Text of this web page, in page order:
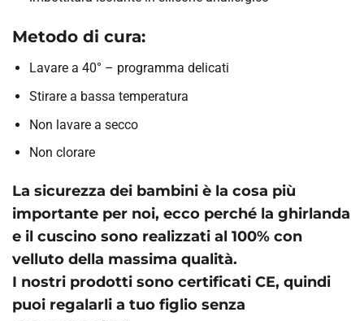
Metodo di cura:
Lavare a 40° – programma delicati
Stirare a bassa temperatura
Non lavare a secco
Non clorare
La sicurezza dei bambini è la cosa più
importante per noi, ecco perché la ghirlanda
e il cuscino sono realizzati al 100% con
velluto della massima qualità.
I nostri prodotti sono certificati CE, quindi
puoi regalarli a tuo figlio senza